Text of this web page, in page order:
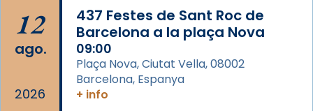
Foto
View on Facebook · Share
12
ago.
2026
437 Festes de Sant Roc de
Barcelona a la plaça Nova
09:00
Plaça Nova, Ciutat Vella, 08002
Barcelona, Espanya
+ info